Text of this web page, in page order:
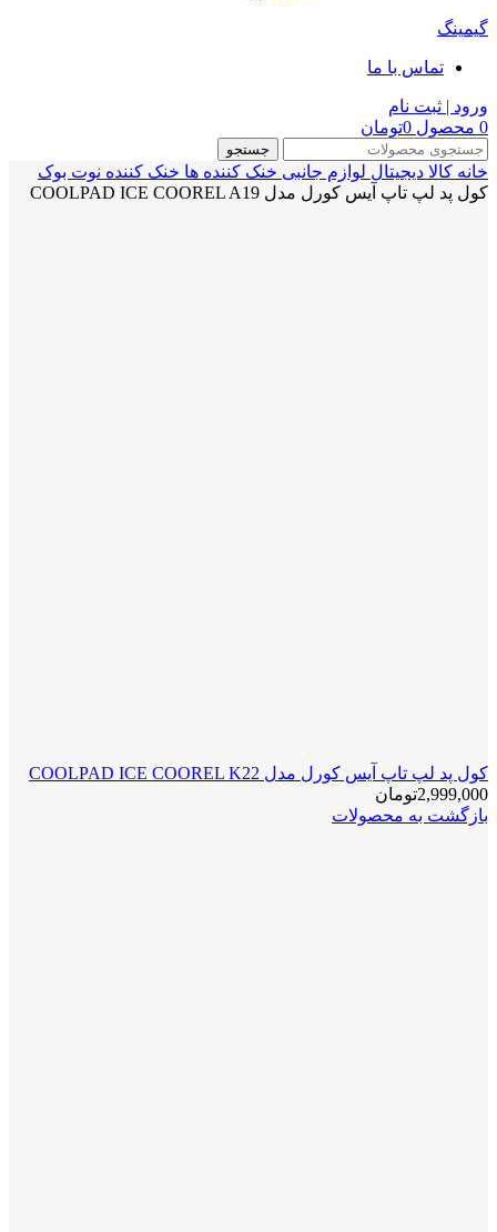
گیمینگ
تماس با ما
ورود | ثبت نام
0 محصول 0تومان
جستجو
خانه کالا دیجیتال لوازم جانبی خنک کننده ها خنک کننده نوت بوک
کول پد لپ تاپ آیس کورل مدل COOLPAD ICE COOREL A19
کول پد لپ تاپ آیس کورل مدل COOLPAD ICE COOREL K22
2,999,000تومان
بازگشت به محصولات